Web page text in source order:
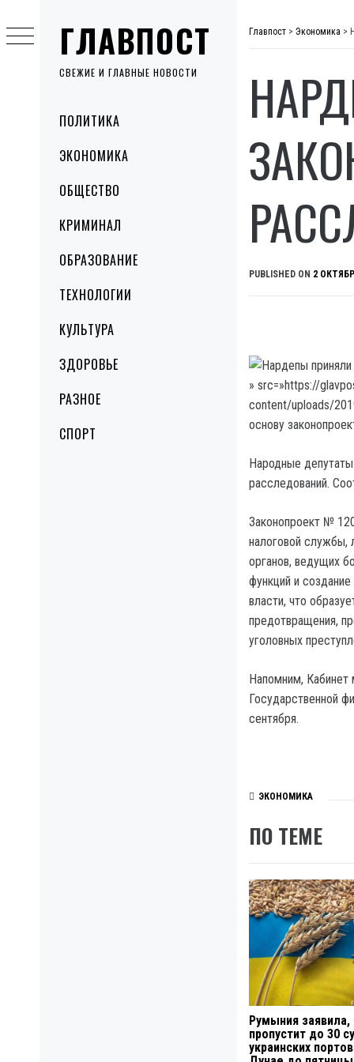
ГЛАВПОСТ
СВЕЖИЕ И ГЛАВНЫЕ НОВОСТИ
MenuПОЛИТИКА
ЭКОНОМИКА
ОБЩЕСТВО
КРИМИНАЛ
ОБРАЗОВАНИЕ
ТЕХНОЛОГИИ
КУЛЬТУРА
ЗДОРОВЬЕ
РАЗНОЕ
СПОРТ
to
content
Главпост > Экономика >
PUBLISHED ON 2
» src=»https://
content/uploads/
основу
Народные
расследований.
Законопроект №
налоговой службы,
органов, ведущих
функций и
власти, что
предотвращения,
уголовных
Напомним, Кабинет
Государственной
сентября.
ЭКОНОМИКА
ПО ТЕМЕ
Румыния заявила,
пропустит до 30
украинских